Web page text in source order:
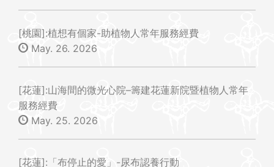
[桃園]:植想有個家-助植物人常年服務經費
May. 26. 2026
[花蓮]:山海間的微光心院–籌建花蓮新院暨植物人常年
服務經費
May. 25. 2026
[花蓮]:「布停止的愛」-尿布認養行動